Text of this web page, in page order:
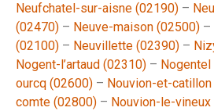
Neufchatel-sur-aisne (02190) –
(02470) – Neuve-maison (02500) –
(02100) – Neuvillette (02390) –
Nogent-l’artaud (02310) –
ourcq (02600) – Nouvion-et-
comte (02800) – Nouvion-le-